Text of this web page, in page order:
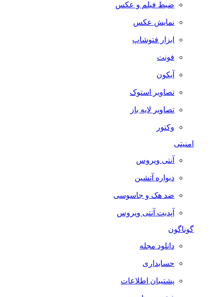
ضبط فيلم و عكس
نمایش عکس
ابزار فتوشاپ
فونت
آیکون
تصاویر استوک
تصاویر لایه باز
وکتور
امنیتی
آنتی ویروس
دیواره آتشین
ضد هک و جاسوسی
آپدیت آنتی ویروس
گوناگون
دانلود مجله
حسابداری
پشتیبان اطلاعات